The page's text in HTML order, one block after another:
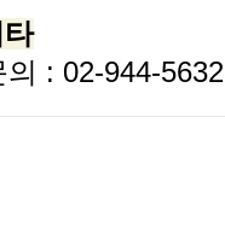
의 : 02-944-5632